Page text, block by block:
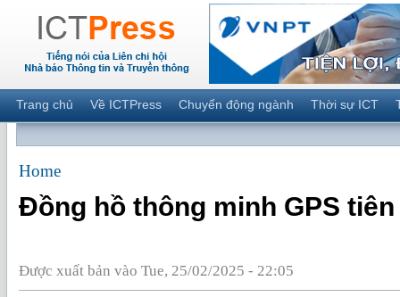
Trang chủ Về ICTPress Chuyển động ngành Thời sự ICT
Home
Đồng hồ thông minh GPS
Được xuất bản vào Tue, 25/02/2025 - 22:05